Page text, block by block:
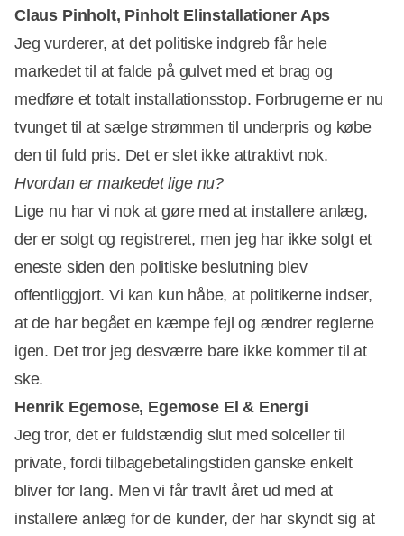
Claus Pinholt, Pinholt Elinstallationer Aps
Jeg vurderer, at det politiske indgreb får hele
markedet til at falde på gulvet med et brag og
medføre et totalt installationsstop. Forbrugerne er nu
tvunget til at sælge strømmen til underpris og købe
den til fuld pris. Det er slet ikke attraktivt nok.
Hvordan er markedet lige nu?
Lige nu har vi nok at gøre med at installere anlæg,
der er solgt og registreret, men jeg har ikke solgt et
eneste siden den politiske beslutning blev
offentliggjort. Vi kan kun håbe, at politikerne indser,
at de har begået en kæmpe fejl og ændrer reglerne
igen. Det tror jeg desværre bare ikke kommer til at
ske.
Henrik Egemose, Egemose El & Energi
Jeg tror, det er fuldstændig slut med solceller til
private, fordi tilbagebetalingstiden ganske enkelt
bliver for lang. Men vi får travlt året ud med at
installere anlæg for de kunder, der har skyndt sig at